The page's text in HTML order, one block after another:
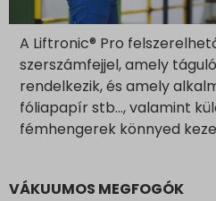
A Liftronic® Pro
szerszámfejjel, amely
rendelkezik, és amely
fóliapapír stb…, valamint
fémhengerek könnyed
VÁKUUMOS MEGFOGÓK
www.google.cz
www.google.de
www.google.fr
www.google.hr
www.google.hu